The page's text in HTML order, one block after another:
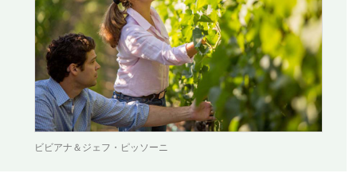
ビビアナ＆ジェフ・ピッソーニ